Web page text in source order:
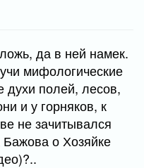
да в ней намек.
мифологические
духи полей, лесов,
и у горняков, к
не зачитывался
о Хозяйке